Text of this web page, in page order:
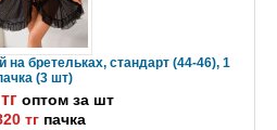
бретельках, стандарт (44-46), 1
(3 шт)
оптом за шт
тг пачка